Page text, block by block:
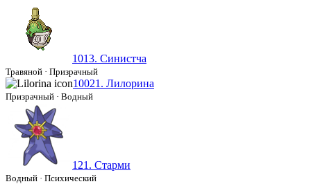
1013. Синистча
Травяной · Призрачный
10021. Лилорина
Призрачный · Водный
121. Старми
Водный · Психический